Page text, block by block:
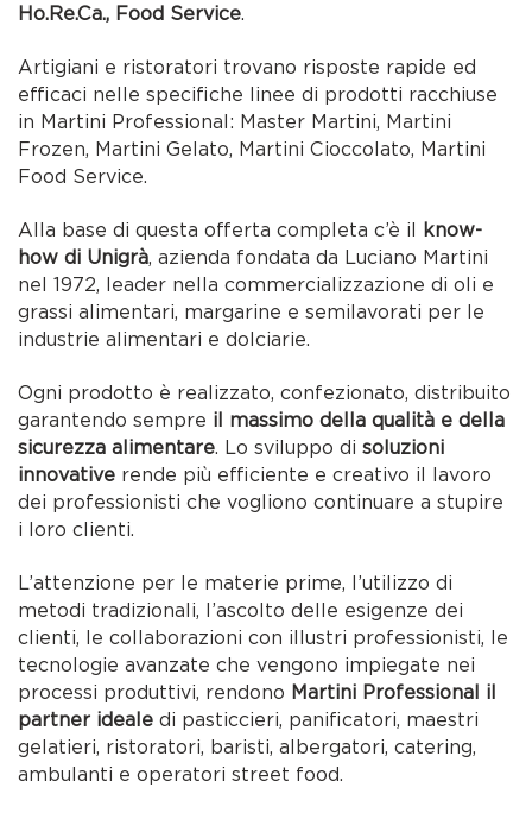
Ho.Re.Ca., Food Service.
Artigiani e ristoratori trovano risposte rapide ed
efficaci nelle specifiche linee di prodotti racchiuse
in Martini Professional: Master Martini, Martini
Frozen, Martini Gelato, Martini Cioccolato, Martini
Food Service.
Alla base di questa offerta completa c’è il
know-
how di Unigrà, azienda fondata da Luciano Martini
nel 1972, leader nella commercializzazione di oli e
grassi alimentari, margarine e semilavorati per le
industrie alimentari e dolciarie.
Ogni prodotto è realizzato, confezionato, distribuito
garantendo sempre il massimo della qualità e della
sicurezza alimentare. Lo sviluppo disoluzioni
innovative rende più efficiente e creativo il lavoro
dei professionisti che vogliono continuare a stupire
i loro clienti.
L’attenzione per le materie prime, l’utilizzo di
metodi tradizionali, l’ascolto delle esigenze dei
clienti, le collaborazioni con illustri professionisti, le
tecnologie avanzate che vengono impiegate nei
processi produttivi, rendono Martini Professional il
partner ideale di pasticcieri, panificatori, maestri
gelatieri, ristoratori, baristi, albergatori, catering,
ambulanti e operatori street food.